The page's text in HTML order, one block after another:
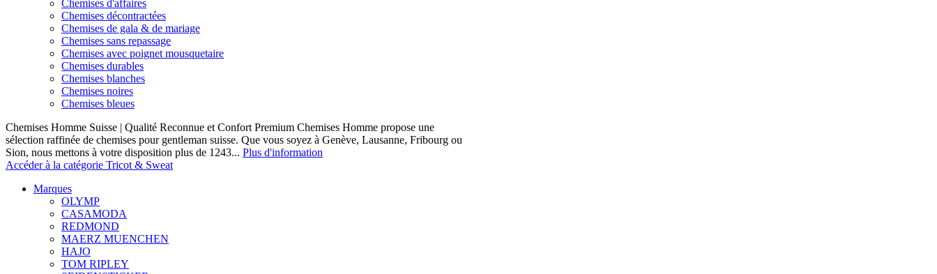
Chemises d'affaires
Chemises décontractées
Chemises de gala & de mariage
Chemises sans repassage
Chemises avec poignet mousquetaire
Chemises durables
Chemises blanches
Chemises noires
Chemises bleues
Chemises Homme Suisse | Qualité Reconnue et Confort Premium Chemises Homme propose une
sélection raffinée de chemises pour gentleman suisse. Que vous soyez à Genève, Lausanne, Fribourg ou
Sion, nous mettons à votre disposition plus de 1243... Plus d'information
Accéder à la catégorie Tricot & Sweat
Marques
OLYMP
CASAMODA
REDMOND
MAERZ MUENCHEN
HAJO
TOM RIPLEY